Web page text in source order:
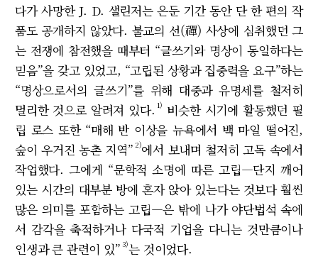
다가 사망한 J. D. 샐린저는 은둔 기간 동안 단 한 편의 작
품도 공개하지 않았다. 불교의 선(禪) 사상에 심취했던 그
는 전쟁에 참전했을 때부터 “글쓰기와 명상이 동일하다는
믿음”을 갖고 있었고, “고립된 상황과 집중력을 요구”하는
“명상으로서의 글쓰기”를 위해 대중과 유명세를 철저히
멀리한 것으로 알려져 있다. 1) 비슷한 시기에 활동했던 필
립 로스 또한 “매해 반 이상을 뉴욕에서 백 마일 떨어진,
숲이 우거진 농촌 지역” 2)에서 보내며 철저히 고독 속에서
작업했다. 그에게 “문학적 소명에 따른 고립―단지 깨어
있는 시간의 대부분 방에 혼자 앉아 있는다는 것보다 훨씬
많은 의미를 포함하는 고립―은 밖에 나가 야단법석 속에
서 감각을 축적하거나 다국적 기업을 다니는 것만큼이나
인생과 큰 관련이 있” 3)는 것이었다.